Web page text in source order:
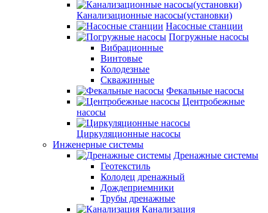
Канализационные насосы(установки)
Насосные станции
Погружные насосы
Вибрационные
Винтовые
Колодезные
Скважинные
Фекальные насосы
Центробежные
насосы
Циркуляционные насосы
Инженерные системы
Дренажные системы
Геотекстиль
Колодец дренажный
Дождеприемники
Трубы дренажные
Канализация